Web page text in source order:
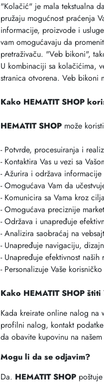
"Kolačić" je mala tekstualna
pružaju mogućnost praćenja
informacije, proizvode i
vam omogućavaju da
pretraživaču. "Veb bikoni",
U kombinaciji sa kolačićima,
stranica otvorena. Veb
Kako HEMATIT SHOP
HEMATIT SHOP može
- Potvrde, procesuiranja i
- Kontaktira Vas u vezi sa
- Ažurira i održava
- Omogućava Vam da
- Komunicira sa Vama kroz
- Omogućava preciznije
- Održava i unapređuje
- Analizira saobraćaj na
- Unapređuje navigaciju,
- Unapređuje efektivnost naših
- Personalizuje Vaše
Kako HEMATIT SHOP
Kada kreirate online nalog na
profilni nalog, kontakt
da obavite kupovinu na
Mogu li da se odjavim?
Da. HEMATIT SHOP